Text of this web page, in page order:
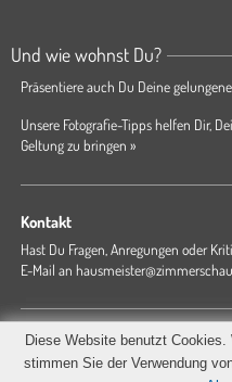
Und wie wohnst Du?
Präsentiere auch Du Deine
Unsere Fotografie-Tipps helfen Dir,
Geltung zu bringen »
Kontakt
Hast Du Fragen, Anregungen oder
E-Mail an
Forum Magazin AGB Presse
Hausordnung
Diese Website benutzt
stimmen Sie der Verwendung